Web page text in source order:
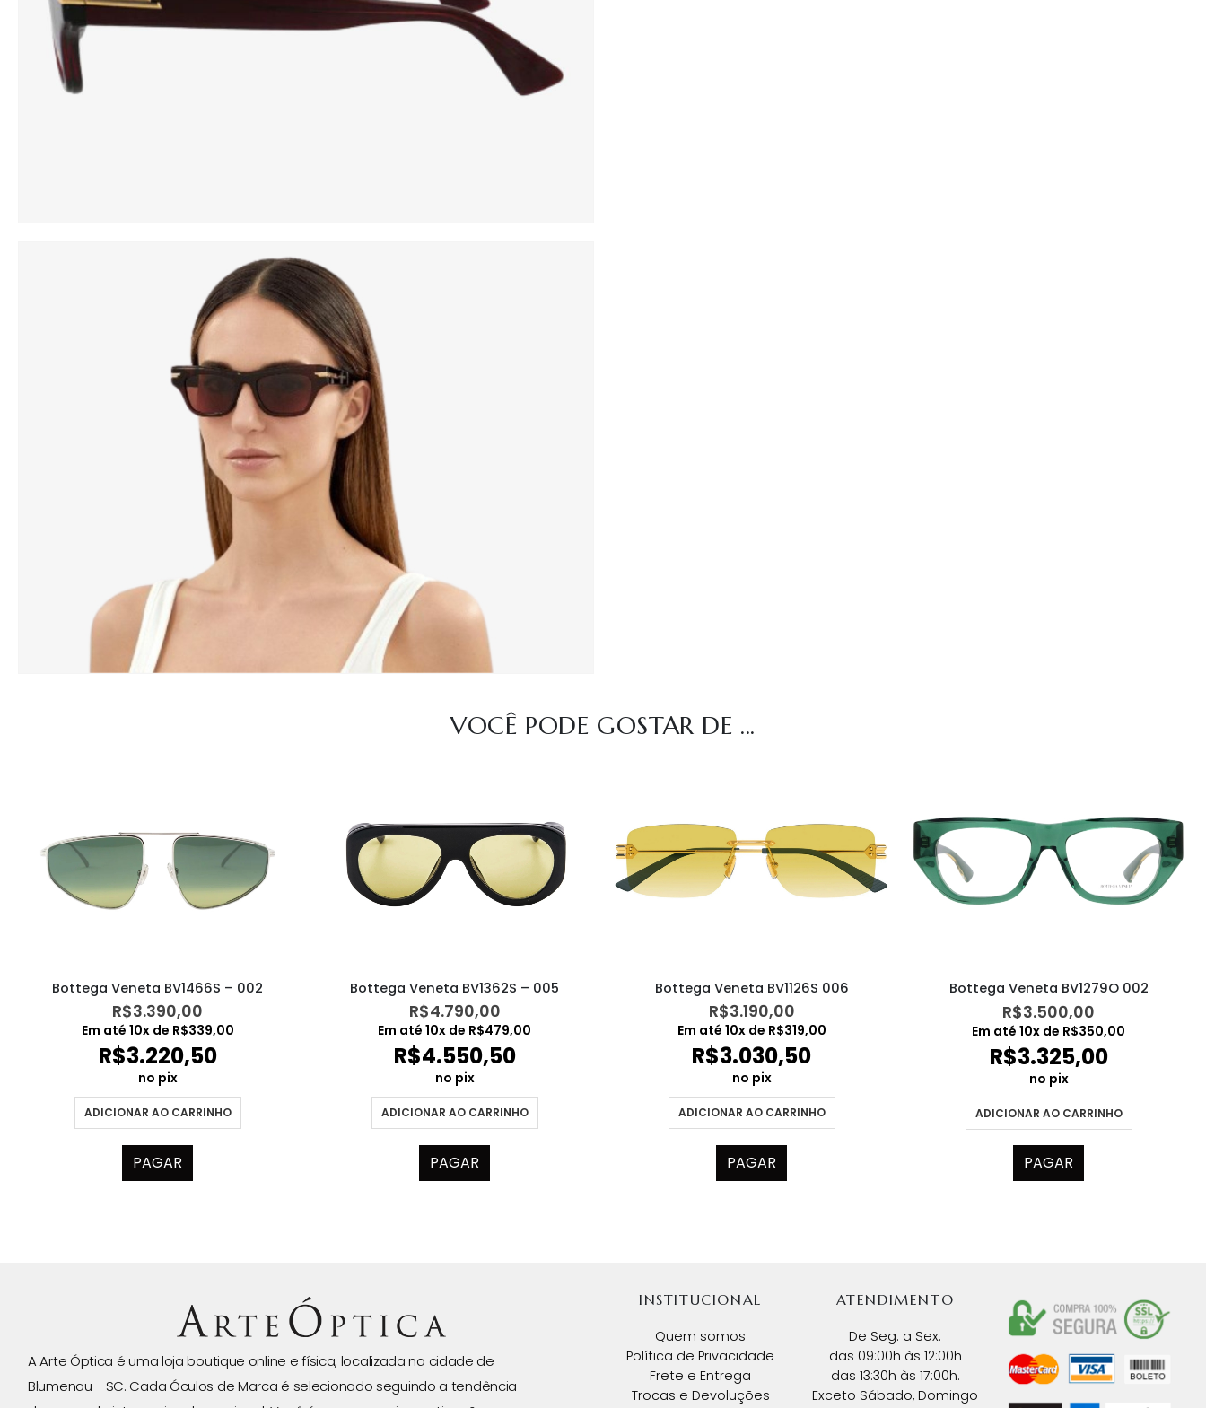
VOCÊ PODE GOSTAR DE ...
Bottega Veneta BV1466S – 002
R$3.390,00
Em até 10x de R$339,00
R$3.220,50
no pix
ADICIONAR AO CARRINHO
PAGAR
Bottega Veneta BV1362S – 005
R$4.790,00
Em até 10x de R$479,00
R$4.550,50
no pix
ADICIONAR AO CARRINHO
PAGAR
Bottega Veneta BV1126S 006
R$3.190,00
Em até 10x de R$319,00
R$3.030,50
no pix
ADICIONAR AO CARRINHO
PAGAR
Bottega Veneta BV1279O 002
R$3.500,00
Em até 10x de R$350,00
R$3.325,00
no pix
ADICIONAR AO CARRINHO
PAGAR
A Arte Óptica é uma loja boutique online e física, localizada na cidade de
Blumenau - SC. Cada Óculos de Marca é selecionado seguindo a tendência
INSTITUCIONAL
Quem somos
Política de Privacidade
Frete e Entrega
Trocas e Devoluções
ATENDIMENTO
De Seg. a Sex.
das 09:00h às 12:00h
das 13:30h às 17:00h.
Exceto Sábado, Domingo